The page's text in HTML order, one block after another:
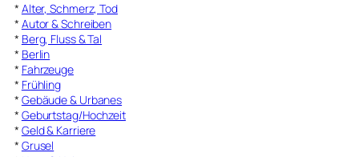
* Alter, Schmerz, Tod
* Autor & Schreiben
* Berg, Fluss & Tal
* Berlin
* Fahrzeuge
* Frühling
* Gebäude & Urbanes
* Geburtstag/Hochzeit
* Geld & Karriere
* Grusel